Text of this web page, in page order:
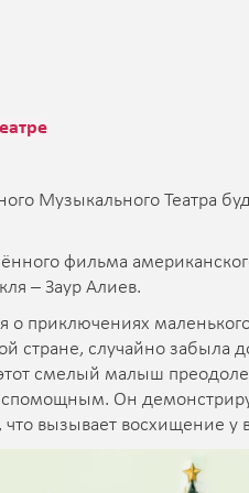
Музыкального Театра
фильма
– Заур Алиев.
о приключениях
стране, случайно забыла
смелый малыш
Он
вызывает восхищение у